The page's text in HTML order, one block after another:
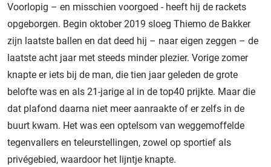
Voorlopig – en misschien voorgoed - heeft hij de rackets
opgeborgen. Begin oktober 2019 sloeg Thiemo de Bakker
zijn laatste ballen en dat deed hij – naar eigen zeggen – de
laatste acht jaar met steeds minder plezier. Vorige zomer
knapte er iets bij de man, die tien jaar geleden de grote
belofte was en als 21-jarige al in de top40 prijkte. Maar die
dat plafond daarna niet meer aanraakte of er zelfs in de
buurt kwam. Het was een optelsom van weggemoffelde
tegenvallers en teleurstellingen, zowel op sportief als
privégebied, waardoor het lijntje knapte.